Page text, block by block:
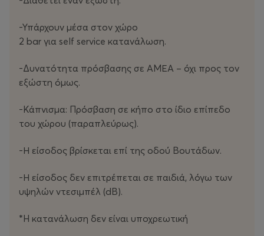
καλλιτεχνών όπωςgirl in red,
Telenova έχουν εδραιωθεί ως ένα από τα πιο φρέσκα
εναλλακτικής ποπ σκηνής.
σκοτεινή φάση τους, εξερευνώντας τα όρια μεταξύ της
ομορφιάς και της απειλής, του ονείρου και της
προϊδεάζει για ένα ταξίδι γεμάτο μυστήριο και
Εισιτήρια:
Ταμείο:25€
-Υπάρχουν μέσα στον χώρο
2 bar για self service κατανάλωση.
-Δυνατότητα πρόσβασης σε ΑΜΕΑ – όχι προς τον
εξώστη όμως.
-Κάπνισμα: Πρόσβαση σε κήπο στο ίδιο επίπεδο
του χώρου (παραπλεύρως).
-Η είσοδος βρίσκεται επί της οδού Βουτάδων.
-Η είσοδος δεν επιτρέπεται σε παιδιά, λόγω των
υψηλών ντεσιμπέλ (dB).
*H κατανάλωση δεν είναι υποχρεωτική